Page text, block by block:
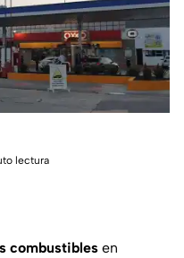
lectura
combustibles en